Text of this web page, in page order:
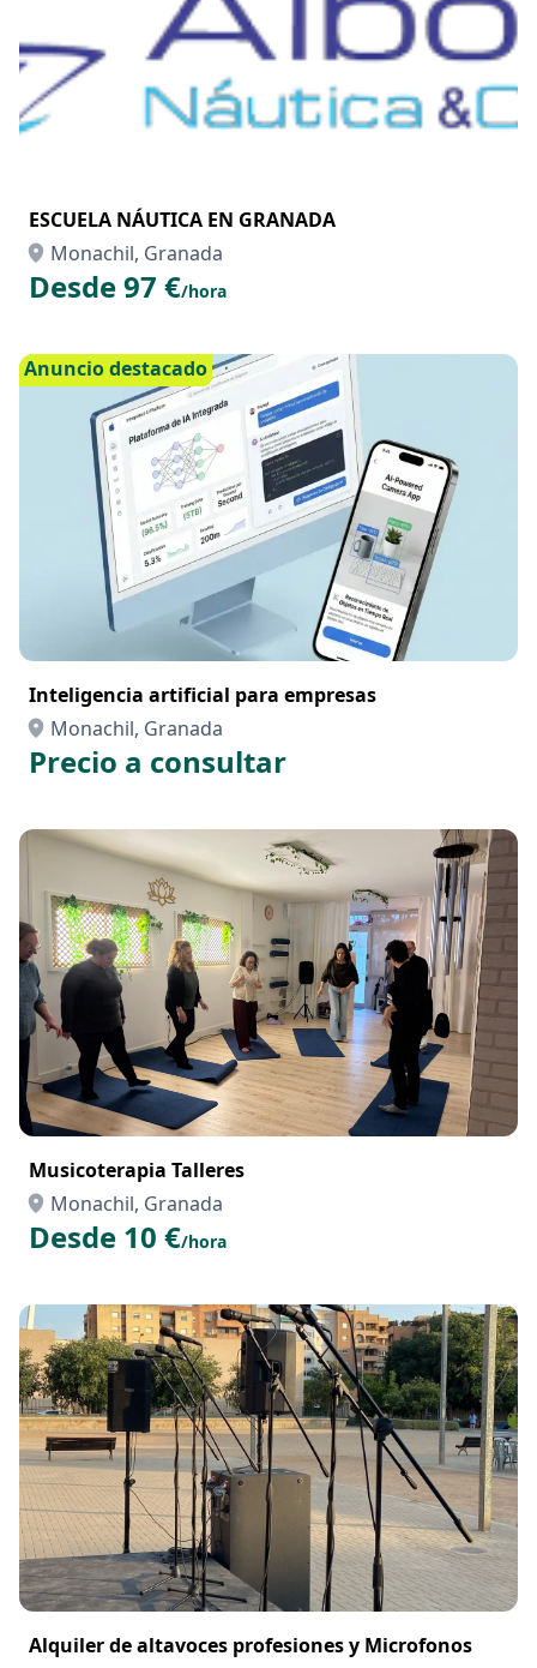
ESCUELA NÁUTICA EN GRANADA
Monachil, Granada
Desde 97 €/hora
Anuncio destacado
Inteligencia artificial para empresas
Monachil, Granada
Precio a consultar
Musicoterapia Talleres
Monachil, Granada
Desde 10 €/hora
Alquiler de altavoces profesiones y Microfonos